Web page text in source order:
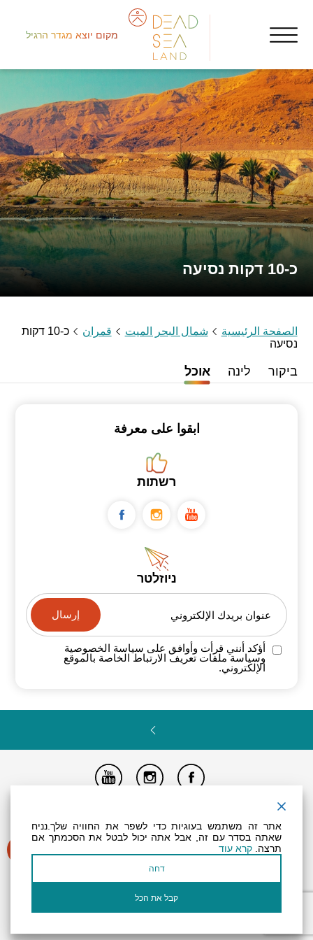
מקום יוצא מגדר הרגיל
כ-10 דקות נסיעה
الصفحة الرئيسية شمال البحر الميت قمران
כ-10 דקות
נסיעה
ביקור לינה אוכל
ابقوا على معرفة
רשתות
ניוזלטר
عنوان بريدك الإلكتروني
أؤكد أنني قرأت وأوافق على سياسة الخصوصية
وسياسة ملفات تعريف الارتباط الخاصة بالموقع
الإلكتروني.
جميع الحقوق محفوظة لـ "أرض (منطقة) البحر الميت ©
אתר זה משתמש בעוגיות כדי לשפר את החוויה שלך.נניח
שאתה בסדר עם זה, אבל אתה יכול לבטל את הסכמתך אם
תרצה. קרא עוד
דחה
קבל את הכל